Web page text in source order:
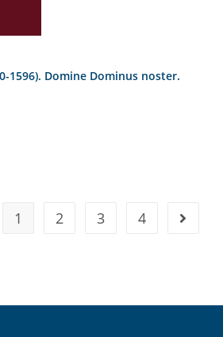
1596). Domine Dominus noster.
1 2 3 4